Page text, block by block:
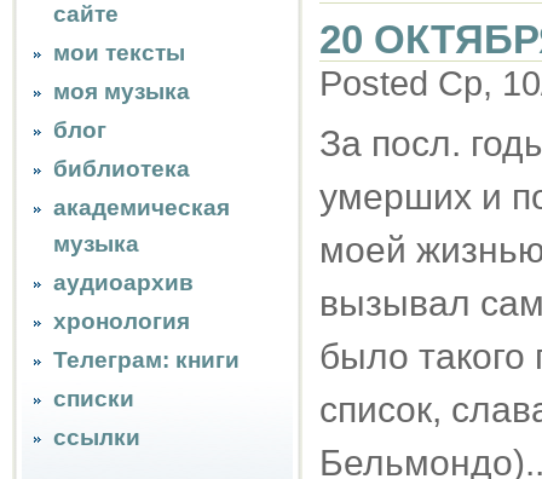
сайте
мои тексты
моя музыка
блог
библиотека
академическая
музыка
аудиоархив
хронология
Телеграм: книги
списки
ссылки
20
Posted Ср,
За посл.
умерших и
моей
вызывал
было такого
список,